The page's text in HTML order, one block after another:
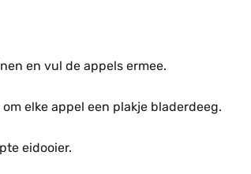
en vul de appels ermee.
elke appel een plakje bladerdeeg.
eidooier.